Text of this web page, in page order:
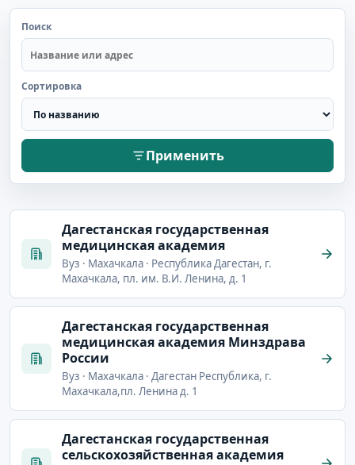
Поиск
Сортировка
Применить
Дагестанская государственная
медицинская академия
Вуз · Махачкала · Республика Дагестан, г.
Махачкала, пл. им. В.И. Ленина, д. 1
Дагестанская государственная
медицинская академия Минздрава
России
Вуз · Махачкала · Дагестан Республика, г.
Махачкала,пл. Ленина д. 1
Дагестанская государственная
сельскохозяйственная академия